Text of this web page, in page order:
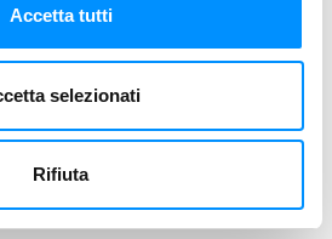
Accetta tutti
selezionati
Rifiuta